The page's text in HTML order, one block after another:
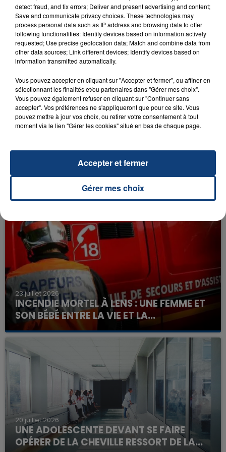
Téléchargez gratuitement l'application Contact FM
sur
et
I Just Might
BRUNO MARS
RADIO CONTACT
FIL D'ACTU
23 juillet 2026
INCENDIE MORTEL À LENS : UNE FEMME ET
SON BÉBÉ ENTRE LA VIE ET LA...
Un homme s'est immolé par le feu après avoir
aspergé sa compagne et leur bébé de trois mois
d'un liquide inflammable.
20 juillet 2026
UNE ADOLESCENTE DEVANT SE FAIRE
OPÉRER DE LA CHEVILLE RESSORT DE LA...
detect fraud, and fix errors; Deliver and present advertising and content;
Save and communicate privacy choices. These technologies may
process personal data such as IP address and browsing data to offer
following functionalities: Identify devices based on information actively
requested; Use precise geolocation data; Match and combine data from
other data sources; Link different devices; Identify devices based on
information transmitted automatically.
Vous pouvez accepter en cliquant sur "Accepter et fermer", ou affiner en
sélectionnant les finalités et/ou partenaires dans "Gérer mes choix".
Vous pouvez également refuser en cliquant sur "Continuer sans
accepter". Vos préférences ne s'appliqueront que pour ce site. Vous
pouvez mettre à jour vos choix, ou retirer votre consentement à tout
moment via le lien "Gérer les cookies" situé en bas de chaque page.
Gérer mes choix
Accepter et fermer